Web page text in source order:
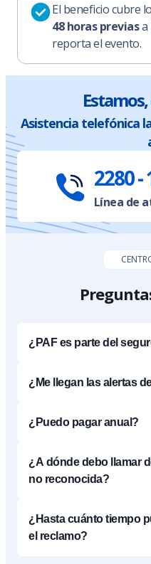
El beneficio cubre
48 horas previasa
reporta el evento.
Asistencia telefónica
2280 -
Línea de
¿PAF es parte del
¿Me llegan las alertas
¿Puedo pagar anual?
¿A dónde debo llamar
no reconocida?
¿Hasta cuánto tiempo
el reclamo?